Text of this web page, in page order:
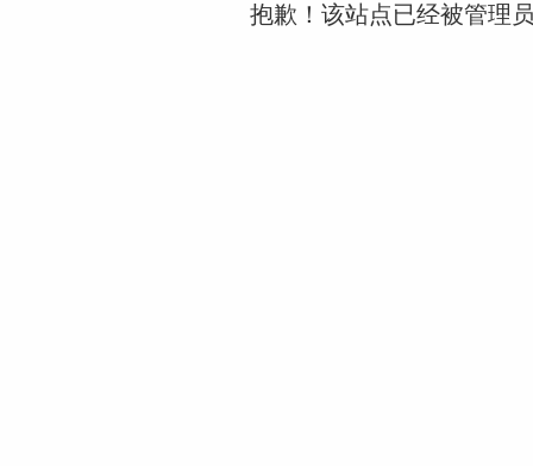
抱歉！该站点已经被管理